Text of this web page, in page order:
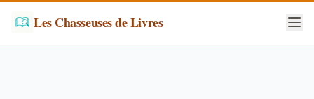
Les Chasseuses de Livres